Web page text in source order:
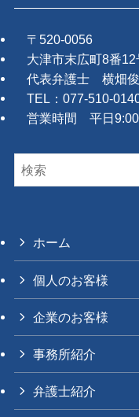
〒520-0056
大津市末広町8番12
代表弁護士 横畑俊
TEL：077-510-
営業時間 平日9:00
ホーム
個人のお客様
企業のお客様
事務所紹介
弁護士紹介